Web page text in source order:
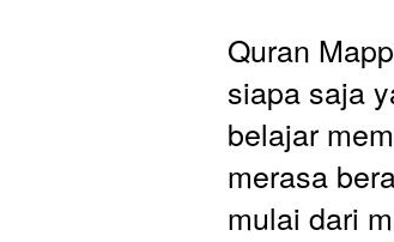
Quran
siapa saja
belajar
merasa
mulai dari